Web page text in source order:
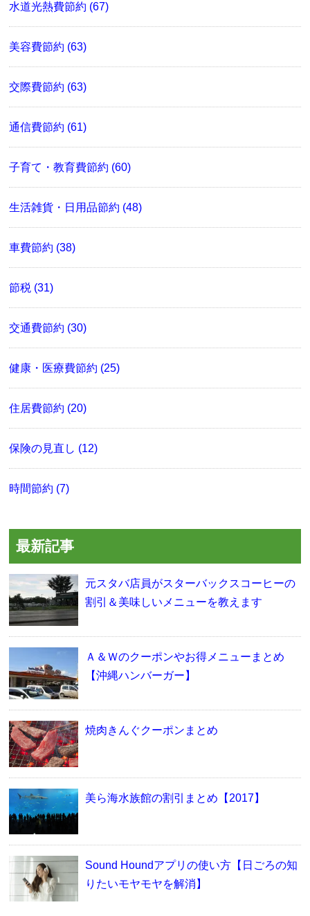
水道光熱費節約 (67)
美容費節約 (63)
交際費節約 (63)
通信費節約 (61)
子育て・教育費節約 (60)
生活雑貨・日用品節約 (48)
車費節約 (38)
節税 (31)
交通費節約 (30)
健康・医療費節約 (25)
住居費節約 (20)
保険の見直し (12)
時間節約 (7)
最新記事
元スタバ店員がスターバックスコーヒーの
割引＆美味しいメニューを教えます
Ａ＆Ｗのクーポンやお得メニューまとめ
【沖縄ハンバーガー】
焼肉きんぐクーポンまとめ
美ら海水族館の割引まとめ【2017】
Sound Houndアプリの使い方【日ごろの知
りたいモヤモヤを解消】